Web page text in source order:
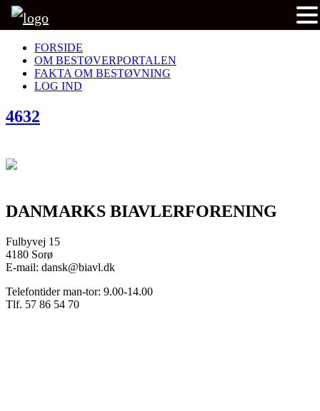
FORSIDE
OM BESTØVERPORTALEN
FAKTA OM BESTØVNING
LOG IND
4632
DANMARKS BIAVLERFORENING
Fulbyvej 15
4180 Sorø
E-mail: dansk@biavl.dk
Telefontider man-tor: 9.00-14.00
Tlf. 57 86 54 70